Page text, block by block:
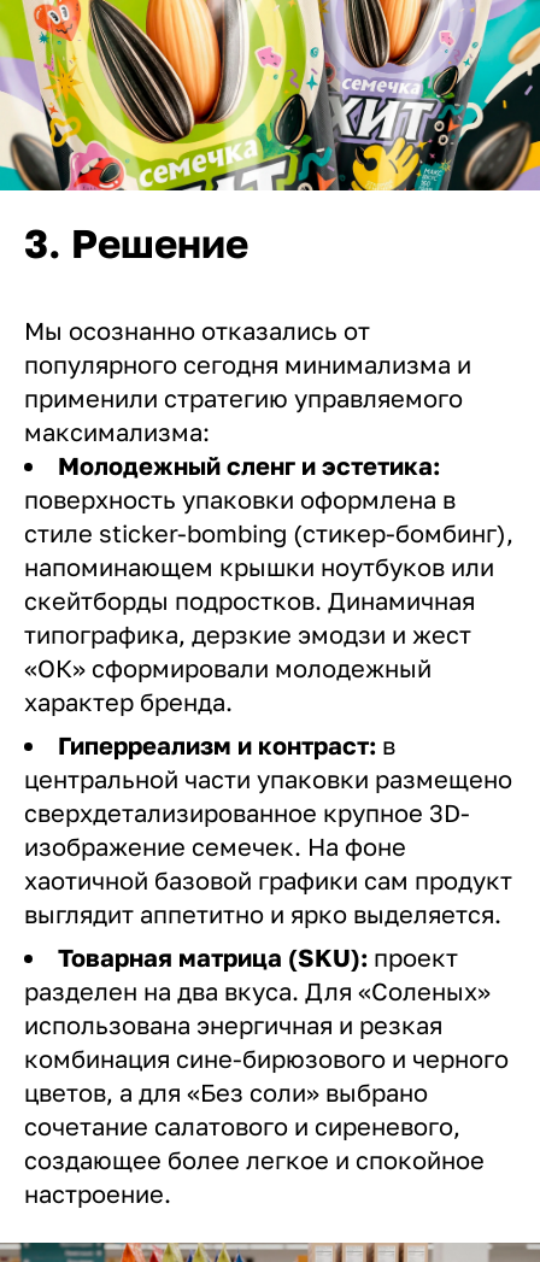
3. Решение
Мы осознанно отказались от
популярного сегодня минимализма и
применили стратегию управляемого
максимализма:
Молодежный сленг и эстетика:
поверхность упаковки оформлена в
стиле sticker-bombing (стикер-бомбинг),
напоминающем крышки ноутбуков или
скейтборды подростков. Динамичная
типографика, дерзкие эмодзи и жест
«ОК» сформировали молодежный
характер бренда.
Гиперреализм и контраст: в
центральной части упаковки размещено
сверхдетализированное крупное 3D-
изображение семечек. На фоне
хаотичной базовой графики сам продукт
выглядит аппетитно и ярко выделяется.
Товарная матрица (SKU): проект
разделен на два вкуса. Для «Соленых»
использована энергичная и резкая
комбинация сине-бирюзового и черного
цветов, а для «Без соли» выбрано
сочетание салатового и сиреневого,
создающее более легкое и спокойное
настроение.